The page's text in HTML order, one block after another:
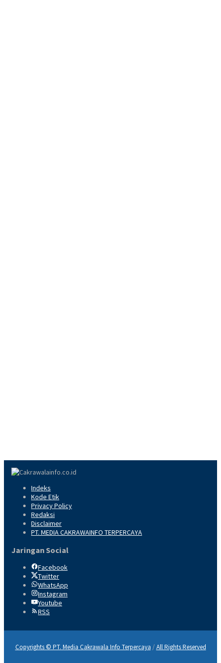
Indeks
Kode Etik
Privacy Policy
Redaksi
Disclaimer
PT. MEDIA CAKRAWAINFO TERPERCAYA
Jaringan Social
Facebook
Twitter
WhatsApp
Instagram
Youtube
RSS
Copyrights © PT. Media Cakrawala Info Terpercaya /All Rights Reserved